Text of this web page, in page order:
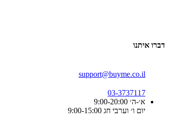
דברו איתנו
support@buyme.co.il
03-3737117
א׳-ה׳ 9:00-20:00
יום ו׳ וערבי חג 9:00-15:00